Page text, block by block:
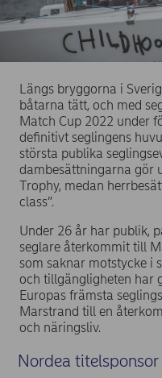
Längs bryggorna i
båtarna tätt, och med
Match Cup 2022 under
definitivt seglingens
största publika
dambesättningarna gör
Trophy, medan
class”.
Under 26 år har publik,
seglare återkommit till
som saknar motstycke i
och tillgängligheten har
Europas främsta
Marstrand till en
och näringsliv.
Nordea titelsponsor